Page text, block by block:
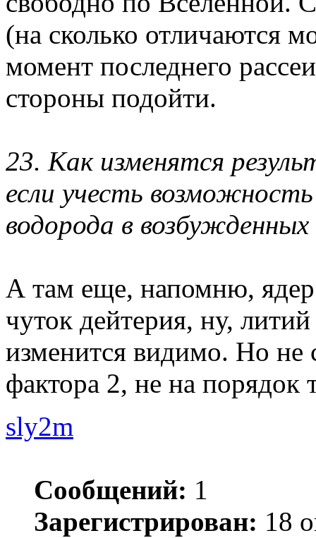
(на сколько отличаются
момент последнего
стороны подойти.
23. Как изменятся
если учесть
водорода в
А там еще, напомню,
чуток дейтерия, ну,
изменится видимо. Но не
фактора 2, не на порядок
sly2m
Сообщений: 1
Зарегистрирован: 18